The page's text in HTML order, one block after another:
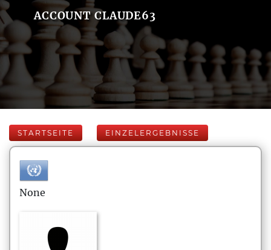
ACCOUNT CLAUDE63
STARTSEITE EINZELERGEBNISSE
None